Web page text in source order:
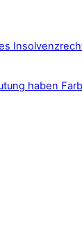
haben